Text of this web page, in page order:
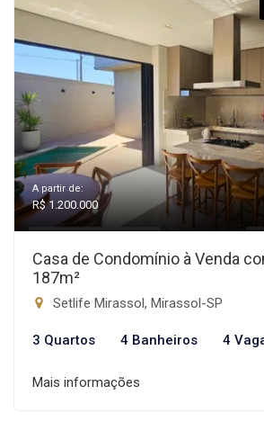
A partir de:
R$ 1.200.000
Casa de Condomínio à Venda
187m²
Setlife Mirassol, Mirassol-SP
3 Quartos 4 Banheiros 4
Mais informações